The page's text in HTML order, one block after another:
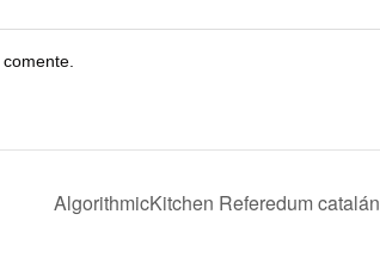
AlgorithmicKitchen Referedum catalán